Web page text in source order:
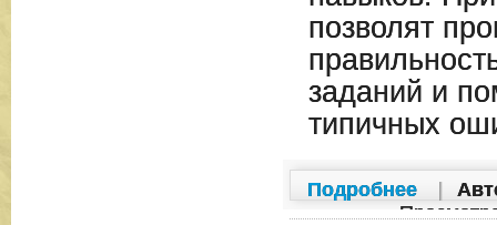
позволят
заданий и
типичных
Подробнее